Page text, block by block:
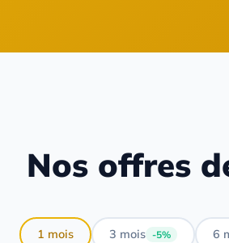
Nos offres
1 mois 3 mois -5% 6